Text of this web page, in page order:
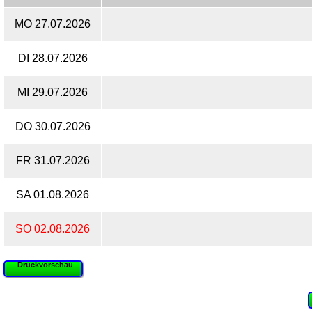
MO 27.07.2026
DI 28.07.2026
MI 29.07.2026
DO 30.07.2026
FR 31.07.2026
SA 01.08.2026
SO 02.08.2026
Druckvorschau